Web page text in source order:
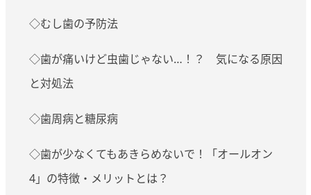
◇むし歯の予防法
◇歯が痛いけど虫歯じゃない…！？ 気になる原因
と対処法
◇歯周病と糖尿病
◇歯が少なくてもあきらめないで！「オールオン
4」の特徴・メリットとは？